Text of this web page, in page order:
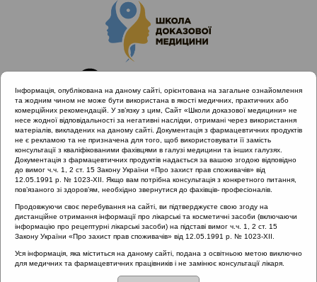
Головна Лектори Попович Василь Іванович
Інформація, опублікована на даному сайті, орієнтована на загальне ознайомлення
та жодним чином не може бути використана в якості медичних, практичних або
комерційних рекомендацій. У зв’язку з цим, Сайт «Школи доказової медицини» не
несе жодної відповідальності за негативні наслідки, отримані через використання
матеріалів, викладених на даному сайті. Документація з фармацевтичних продуктів
не є рекламою та не призначена для того, щоб використовувати її замість
консультації з кваліфікованими фахівцями в галузі медицини та інших галузях.
Документація з фармацевтичних продуктів надається за вашою згодою відповідно
до вимог ч.ч. 1, 2 ст. 15 Закону України «Про захист прав споживачів» від
12.05.1991 р. № 1023-XII. Якщо вам потрібна консультація з конкретного питання,
пов’язаного зі здоров’ям, необхідно звернутися до фахівців- професіоналів.
Продовжуючи своє перебування на сайті, ви підтверджуєте свою згоду на
дистанційне отримання інформації про лікарські та косметичні засоби (включаючи
інформацію про рецептурні лікарські засоби) на підставі вимог ч.ч. 1, 2 ст. 15
Закону України «Про захист прав споживачів» від 12.05.1991 р. № 1023-XII.
Уся інформація, яка міститься на даному сайті, подана з освітньою метою виключно
для медичних та фармацевтичних працівників і не замінює консультації лікаря.